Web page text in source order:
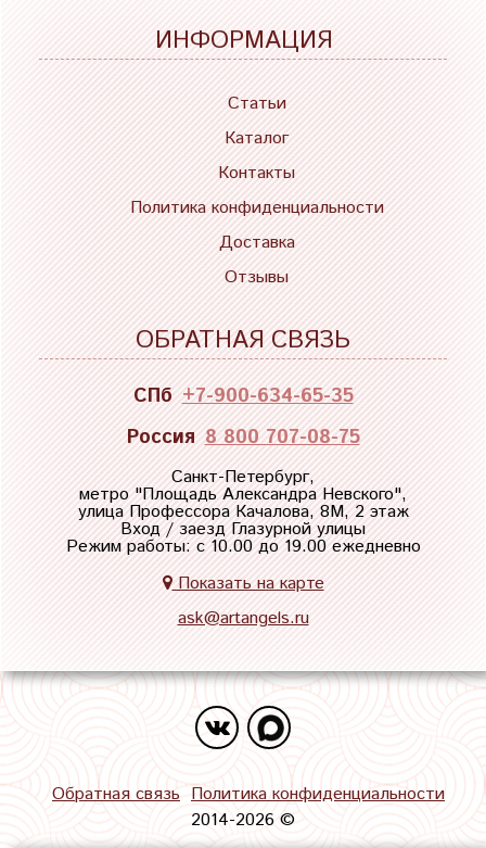
ИНФОРМАЦИЯ
Статьи
Каталог
Контакты
Политика конфиденциальности
Доставка
Отзывы
ОБРАТНАЯ СВЯЗЬ
СПб +7-900-634-65-35
Россия 8 800 707-08-75
Санкт-Петербург,
метро "Площадь Александра Невского",
улица Профессора Качалова, 8М, 2 этаж
Вход / заезд Глазурной улицы
Режим работы: с 10.00 до 19.00 ежедневно
Показать на карте
ask@artangels.ru
Обратная связь Политика конфиденциальности
2014-2026 ©